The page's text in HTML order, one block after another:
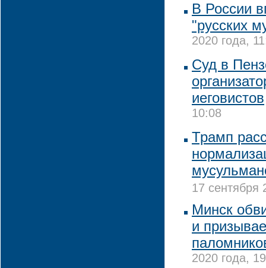
В России
"русских
2020 года,
Суд в
иеговистов
10:08
Трамп
17 сентября
Минск
и
2020 года,